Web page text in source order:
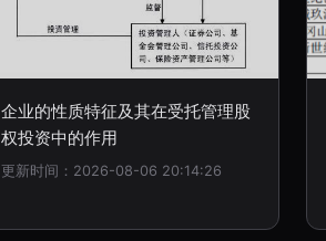
企业的性质特征及其在受托管理股
权投资中的作用
更新时间：2026-08-06 20:14:26